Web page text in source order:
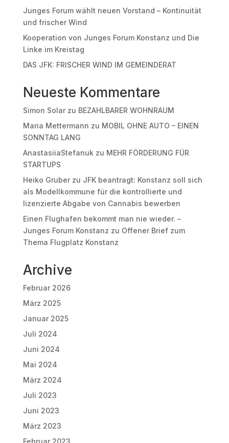
Junges Forum wählt neuen Vorstand – Kontinuität
und frischer Wind
Kooperation von Junges Forum Konstanz und Die
Linke im Kreistag
DAS JFK: FRISCHER WIND IM GEMEINDERAT
Neueste Kommentare
Simon Solarzu BEZAHLBARER WOHNRAUM
Maria Mettermann zu MOBIL OHNE AUTO – EINEN
SONNTAG LANG
AnastasiiaStefanuk zu MEHR FÖRDERUNG FÜR
STARTUPS
Heiko Gruberzu JFK beantragt: Konstanz soll sich
als Modellkommune für die kontrollierte und
lizenzierte Abgabe von Cannabis bewerben
Einen Flughafen bekommt man nie wieder. –
Junges Forum Konstanz zu Offener Brief zum
Thema Flugplatz Konstanz
Archive
Februar 2026
März 2025
Januar 2025
Juli 2024
Juni 2024
Mai 2024
März 2024
Juli 2023
Juni 2023
März 2023
Februar 2023